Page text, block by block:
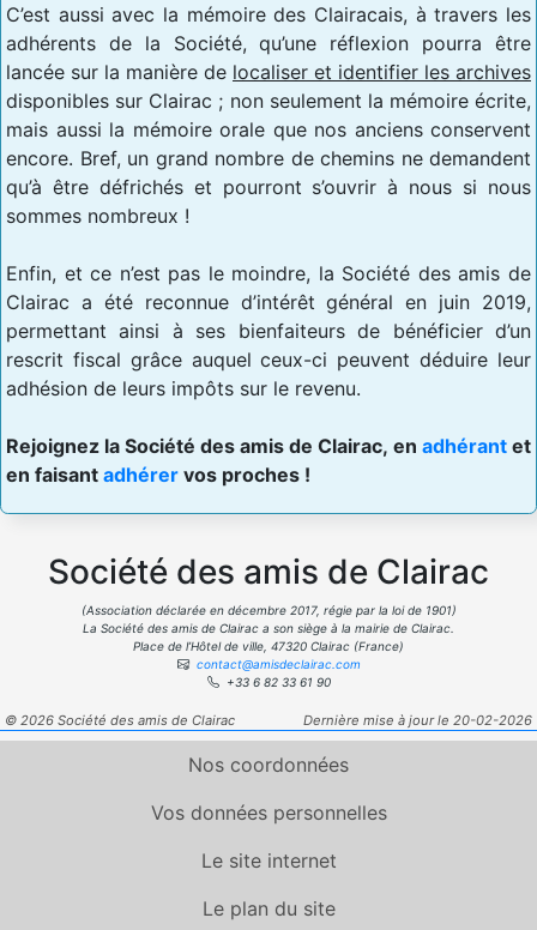
C’est aussi avec la mémoire des Clairacais, à travers les
adhérents de la Société, qu’une réflexion pourra être
lancée sur la manière de localiser et identifier les archives
disponibles sur Clairac ; non seulement la mémoire écrite,
mais aussi la mémoire orale que nos anciens conservent
encore. Bref, un grand nombre de chemins ne demandent
qu’à être défrichés et pourront s’ouvrir à nous si nous
sommes nombreux !
Enfin, et ce n’est pas le moindre, la Société des amis de
Clairac a été reconnue d’intérêt général en juin 2019,
permettant ainsi à ses bienfaiteurs de bénéficier d’un
rescrit fiscal grâce auquel ceux-ci peuvent déduire leur
adhésion de leurs impôts sur le revenu.
Rejoignez la Société des amis de Clairac, en adhérant et
en faisant adhérer vos proches !
Société des amis de Clairac
(Association déclarée en décembre 2017, régie par la loi de 1901)
La Société des amis de Clairac a son siège à la mairie de Clairac.
Place de l’Hôtel de ville, 47320 Clairac (France)
contact@amisdeclairac.com
+33 6 82 33 61 90
© 2026 Société des amis de Clairac Dernière mise à jour le 20-02-2026
Nos coordonnées
Vos données personnelles
Le site internet
Le plan du site